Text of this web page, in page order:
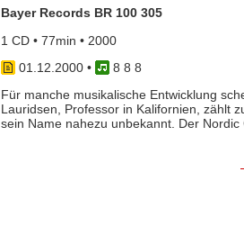
Bayer Records BR 100 305
1 CD • 77min • 2000
01.12.2000•
8 8 8
Für manche musikalische Entwicklung
Lauridsen, Professor in Kalifornien, zählt
sein Name nahezu unbekannt. Der